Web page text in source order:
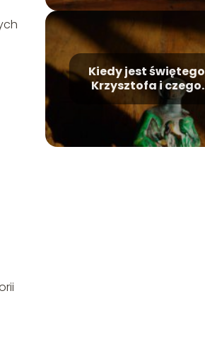
Kiedy jest świętego
Krzysztofa i czego
jest patronem?